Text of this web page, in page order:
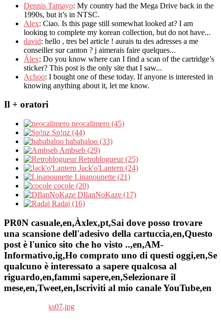
Dennis Tamayo: My country had the Mega Drive back in the
1990s, but it’s in NTSC.
Alex: Ciao. Is this page still somewhat looked at? I am
looking to complete my korean collection, but do not have...
david: hello , tres bel article ! aurais tu des adresses a me
conseiller sur canton ? j aimerais faire quelques...
Álex: Do you know where can I find a scan of the cartridge’s
sticker? This post is the only site that I saw...
Achoo: I bought one of these today. If anyone is interested in
knowing anything about it, let me know.
Il + oratori
neocalimero (45)
Sp!nz (44)
bababaloo (33)
Ambseb (29)
Retroblogueur (25)
Jack'o'Lantern (24)
Linanounette (21)
cocole (20)
DIlanNoKaze (17)
Radaj (16)
PR0N casuale,en,Àxlex,pt,Sai dove posso trovare
una scansione dell'adesivo della cartuccia,en,Questo
post è l'unico sito che ho visto ..,en,AM-
Informativo,ig,Ho comprato uno di questi oggi,en,Se
qualcuno è interessato a sapere qualcosa al
riguardo,en,fammi sapere,en,Selezionare il
mese,en,Tweet,en,Iscriviti al mio canale YouTube,en